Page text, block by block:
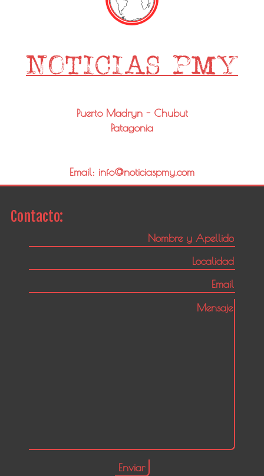
Puerto Madryn - Chubut
Patagonia
Email: info@noticiaspmy.com
Contacto: